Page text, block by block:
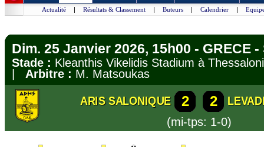
Actualité | Résultats & Classement | Buteurs | Calendrier |
Dim. 25 Janvier 2026, 15h00 - GRECE
Stade : Kleanthis Vikelidis Stadium à
Arbitre : M. Matsoukas
ARIS SALONIQUE 2 2
(mi-tps: 1-0)